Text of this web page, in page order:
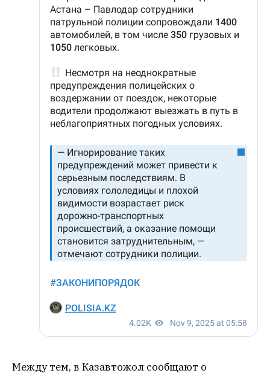
Между тем, в Казавтожол сообщают о